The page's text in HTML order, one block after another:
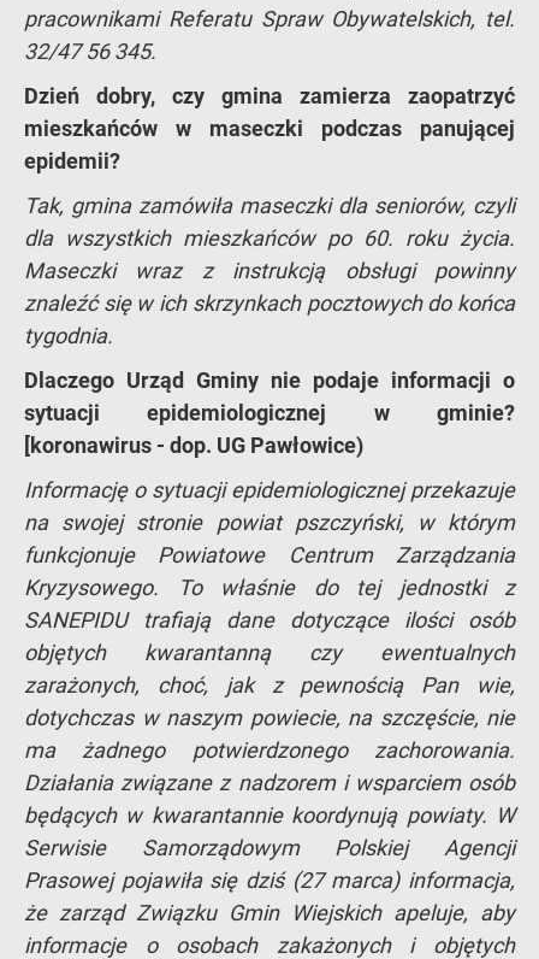
pracownikami Referatu Spraw Obywatelskich, tel.
32/47 56 345.
Dzień dobry, czy gmina zamierza zaopatrzyć
mieszkańców w maseczki podczas panującej
epidemii?
Tak, gmina zamówiła maseczki dla seniorów, czyli
dla wszystkich mieszkańców po 60. roku życia.
Maseczki wraz z instrukcją obsługi powinny
znaleźć się w ich skrzynkach pocztowych do końca
tygodnia.
Dlaczego Urząd Gminy nie podaje informacji o
sytuacji epidemiologicznej w gminie?
[koronawirus - dop. UG Pawłowice)
Informację o sytuacji epidemiologicznej przekazuje
na swojej stronie powiat pszczyński, w którym
funkcjonuje Powiatowe Centrum Zarządzania
Kryzysowego. To właśnie do tej jednostki z
SANEPIDU trafiają dane dotyczące ilości osób
objętych kwarantanną czy ewentualnych
zarażonych, choć, jak z pewnością Pan wie,
dotychczas w naszym powiecie, na szczęście, nie
ma żadnego potwierdzonego zachorowania.
Działania związane z nadzorem i wsparciem osób
będących w kwarantannie koordynują powiaty. W
Serwisie Samorządowym Polskiej Agencji
Prasowej pojawiła się dziś (27 marca) informacja,
że zarząd Związku Gmin Wiejskich apeluje, aby
informacje o osobach zakażonych i objętych